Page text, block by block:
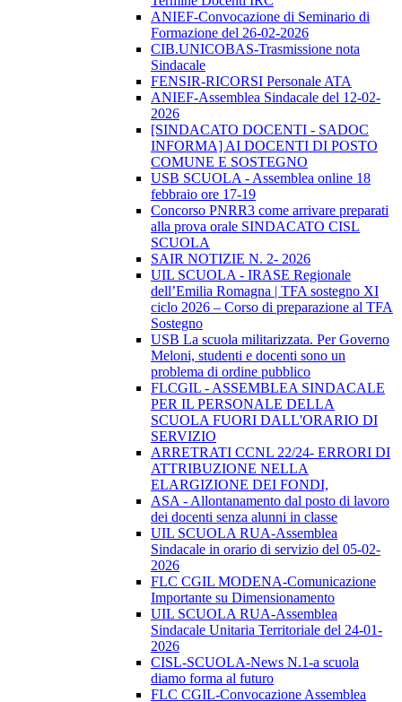
ANIEF-Convocazione di Seminario di
Formazione del 26-02-2026
CIB.UNICOBAS-Trasmissione nota
Sindacale
FENSIR-RICORSI Personale ATA
ANIEF-Assemblea Sindacale del 12-02-
2026
[SINDACATO DOCENTI - SADOC
INFORMA] AI DOCENTI DI POSTO
COMUNE E SOSTEGNO
USB SCUOLA - Assemblea online 18
febbraio ore 17-19
Concorso PNRR3 come arrivare preparati
alla prova orale SINDACATO CISL
SCUOLA
SAIR NOTIZIE N. 2- 2026
UIL SCUOLA - IRASE Regionale
dell’Emilia Romagna | TFA sostegno XI
ciclo 2026 – Corso di preparazione al TFA
Sostegno
USB La scuola militarizzata. Per Governo
Meloni, studenti e docenti sono un
problema di ordine pubblico
FLCGIL - ASSEMBLEA SINDACALE
PER IL PERSONALE DELLA
SCUOLA FUORI DALL'ORARIO DI
SERVIZIO
ARRETRATI CCNL 22/24- ERRORI DI
ATTRIBUZIONE NELLA
ELARGIZIONE DEI FONDI,
ASA - Allontanamento dal posto di lavoro
dei docenti senza alunni in classe
UIL SCUOLA RUA-Assemblea
Sindacale in orario di servizio del 05-02-
2026
FLC CGIL MODENA-Comunicazione
Importante su Dimensionamento
UIL SCUOLA RUA-Assemblea
Sindacale Unitaria Territoriale del 24-01-
2026
CISL-SCUOLA-News N.1-a scuola
diamo forma al futuro
FLC CGIL-Convocazione Assemblea